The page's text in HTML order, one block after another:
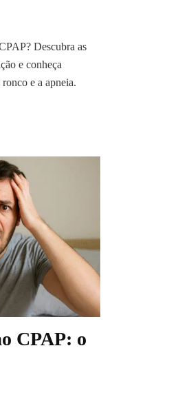
Descubra as
e conheça
e a apneia.
CPAP: o